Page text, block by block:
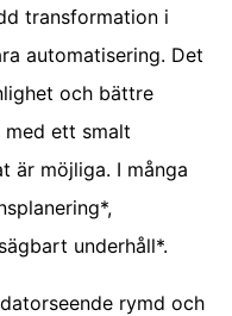
transformation i
automatisering. Det
och bättre
ett smalt
är möjliga. I många
underhåll*.
rymd och